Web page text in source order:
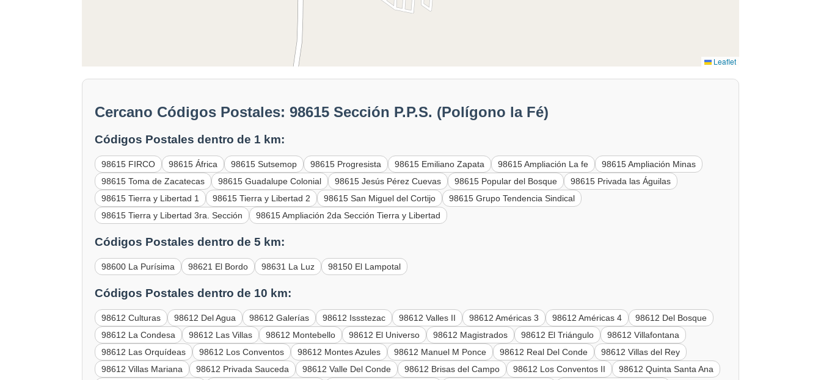
Leaflet
Cercano Códigos Postales: 98615 Sección P.P.S. (Polígono la Fé)
Códigos Postales dentro de 1 km:
98615 FIRCO 98615 África 98615 Sutsemop 98615 Progresista 98615 Emiliano Zapata 98615 Ampliación La fe
98615 Ampliación Minas
98615 Toma de Zacatecas
98615 Guadalupe Colonial 98615 Jesús Pérez Cuevas 98615 Popular del Bosque
98615 Privada las Águilas
98615 Tierra y Libertad 1
98615 Tierra y Libertad 2 98615 San Miguel del Cortijo
98615 Grupo Tendencia Sindical
98615 Tierra y Libertad 3ra. Sección
98615 Ampliación 2da Sección Tierra y Libertad
Códigos Postales dentro de 5 km:
98600 La Purísima 98621 El Bordo 98631 La Luz 98150 El Lampotal
Códigos Postales dentro de 10 km:
98612 Culturas 98612 Del Agua 98612 Galerías 98612 Issstezac 98612 Valles II 98612 Américas 3 98612 Américas 4
98612 Del Bosque
98612 La Condesa
98612 Las Villas 98612 Montebello 98612 El Universo 98612 Magistrados 98612 El Triángulo
98612 Villafontana
98612 Las Orquídeas
98612 Los Conventos 98612 Montes Azules 98612 Manuel M Ponce 98612 Real Del Conde
98612 Villas del Rey
98612 Villas Mariana
98612 Privada Sauceda 98612 Valle Del Conde 98612 Brisas del Campo 98612 Los Conventos II
98612 Quinta Santa Ana